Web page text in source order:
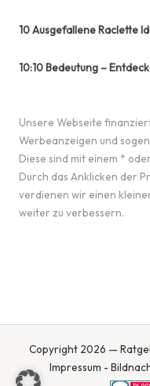
10 Ausgefallene Raclette
10:10 Bedeutung –
Unsere Webseite
Werbeanzeigen und
Diese sind mit einem *
Durch das Anklicken der
verdienen wir einen
weiter zu verbessern.
Copyright 2026 —
Impressum -